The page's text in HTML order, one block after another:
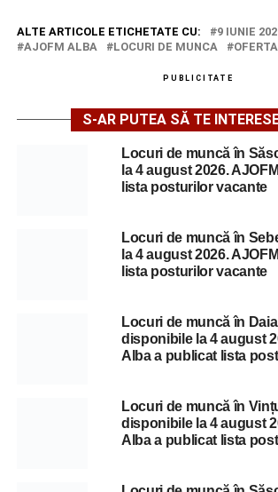
ALTE ARTICOLE ETICHETATE CU:
9 IUNIE
AJOFM ALBA
LOCURI DE MUNCA OFERTA
PUBLICITATE
S-AR PUTEA SĂ TE
Locuri de muncă în
la 4 august 2026.
lista posturilor vacante
Locuri de muncă în
la 4 august 2026.
lista posturilor vacante
Locuri de muncă în
disponibile la 4 august
Alba a publicat lista
Locuri de muncă în
disponibile la 4 august
Alba a publicat lista